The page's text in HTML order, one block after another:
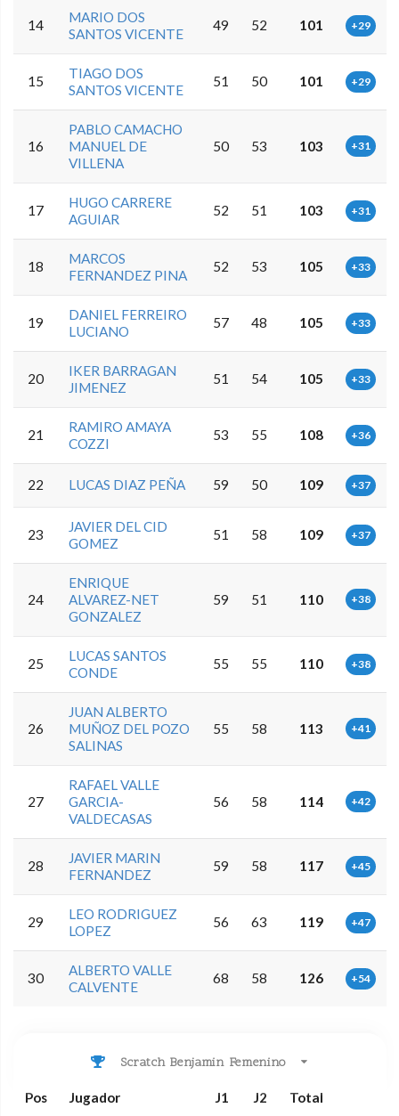
14
MARIO DOS
SANTOS VICENTE
49 52 101 +29
15
TIAGO DOS
SANTOS VICENTE
51 50 101 +29
16
PABLO CAMACHO
MANUEL DE
VILLENA
50 53 103 +31
17
HUGO CARRERE
AGUIAR
52 51 103 +31
18
MARCOS
FERNANDEZ PINA
52 53 105 +33
19
DANIEL FERREIRO
LUCIANO
57 48 105 +33
20
IKER BARRAGAN
JIMENEZ
51 54 105 +33
21
RAMIRO AMAYA
COZZI
53 55 108 +36
22 LUCAS DIAZ PEÑA 59 50 109 +37
23
JAVIER DEL CID
GOMEZ
51 58 109 +37
24
ENRIQUE
ALVAREZ-NET
GONZALEZ
59 51 110 +38
25
LUCAS SANTOS
CONDE
55 55 110 +38
26
JUAN ALBERTO
MUÑOZ DEL POZO
SALINAS
55 58 113 +41
27
RAFAEL VALLE
GARCIA-
VALDECASAS
56 58 114 +42
28
JAVIER MARIN
FERNANDEZ
59 58 117 +45
29
LEO RODRIGUEZ
LOPEZ
56 63 119 +47
30
ALBERTO VALLE
CALVENTE
68 58 126 +54
Scratch Benjamin Femenino
Pos Jugador J1 J2 Total